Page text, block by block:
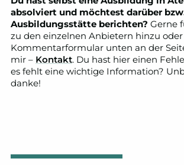
absolviert und möchtest darüber
Ausbildungsstätte berichten? Gerne
zu den einzelnen Anbietern hinzu
Kommentarformular unten an der
mir – Kontakt. Du hast hier einen
es fehlt eine wichtige Information?
danke!